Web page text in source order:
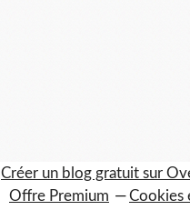
Créer un blog gratuit sur
Offre Premium
Cookies